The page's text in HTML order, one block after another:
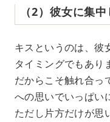
（2）彼女に集
キスというのは、彼
タイミングでもあり
だからこそ触れ合っ
への思いでいっぱい
ただし片方だけが思